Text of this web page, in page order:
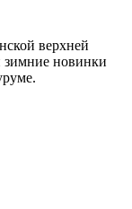
верхней
зимние новинки